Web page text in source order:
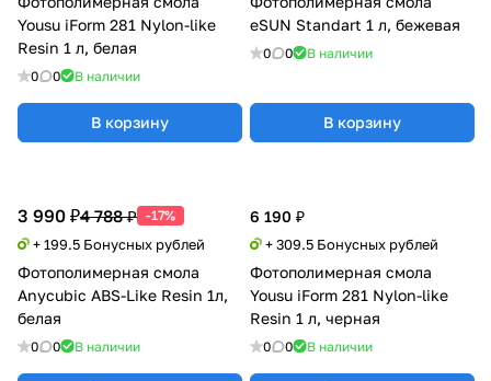
Yousu iForm 281 Nylon-like
Resin 1 л, белая
0 0 В наличии
В корзину
eSUN Standart 1 л, бежевая
0 0 В наличии
В корзину
3 990 ₽4 788 ₽ -17%
+ 199.5 Бонусных рублей
Фотополимерная смола
Anycubic ABS-Like Resin 1л,
белая
0 0 В наличии
6 190 ₽
+ 309.5 Бонусных рублей
Фотополимерная смола
Yousu iForm 281 Nylon-like
Resin 1 л, черная
0 0 В наличии